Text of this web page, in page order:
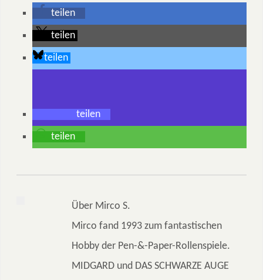
teilen
teilen
teilen
teilen
teilen
Über Mirco S.
Mirco fand 1993 zum fantastischen
Hobby der Pen-&-Paper-Rollenspiele.
MIDGARD und DAS SCHWARZE AUGE